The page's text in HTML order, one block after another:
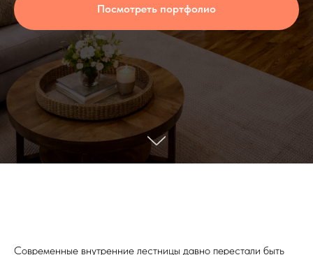
Посмотреть портфолио
Современные внутренние лестницы давно перестали быть